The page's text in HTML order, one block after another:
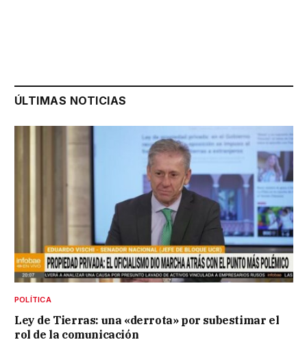
ÚLTIMAS NOTICIAS
POLÍTICA
Ley de Tierras: una «derrota» por subestimar el
rol de la comunicación